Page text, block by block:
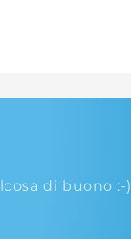
di buono :-)